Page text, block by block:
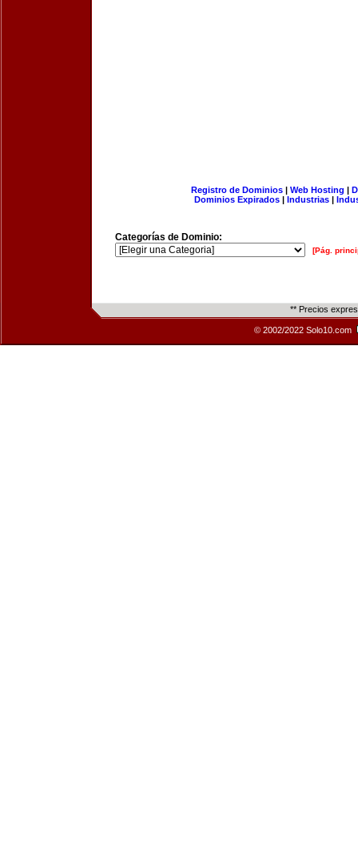
Registro de Dominios| Web Hosting |
Dominios Expirados | Industrias |
Categorías de Dominio:
[Pág.
** Precios
© 2002/2022 Solo10.com